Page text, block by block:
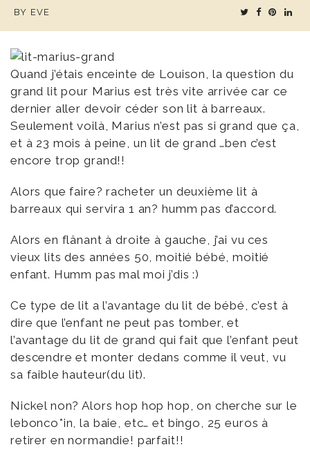
EDITORIAL
BY EVE
Quand j’étais enceinte de Louison, la question du
grand lit pour Marius est très vite arrivée car ce
dernier aller devoir céder son lit à barreaux.
Seulement voilà, Marius n’est pas si grand que ça,
et à 23 mois à peine, un lit de grand …ben c’est
encore trop grand!!
Alors que faire? racheter un deuxième lit à
barreaux qui servira 1 an? humm pas d’accord.
Alors en flânant à droite à gauche, j’ai vu ces
vieux lits des années 50, moitié bébé, moitié
enfant. Humm pas mal moi j’dis :)
Ce type de lit a l’avantage du lit de bébé, c’est à
dire que l’enfant ne peut pas tomber, et
l’avantage du lit de grand qui fait que l’enfant peut
descendre et monter dedans comme il veut, vu
sa faible hauteur(du lit).
Nickel non? Alors hop hop hop, on cherche sur le
lebonco*in, la baie, etc… et bingo, 25 euros à
retirer en normandie! parfait!!